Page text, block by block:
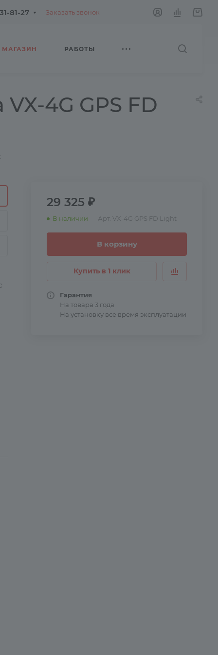
81-27 Заказать звонок
МАГАЗИН РАБОТЫ
4G GPS FD
29 325 ₽
В наличии Арт. VX-4G GPS FD Light
В корзину
Купить в 1 клик
Гарантия
На товара 3 года
На установку все время эксплуатации